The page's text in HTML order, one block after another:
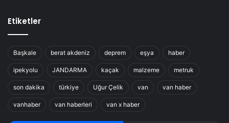
Etiketler
Başkale berat akdeniz deprem eşya haber
ipekyolu JANDARMA kaçak malzeme metruk
son dakika türkiye Uğur Çelik van van haber
vanhaber van haberleri van x haber